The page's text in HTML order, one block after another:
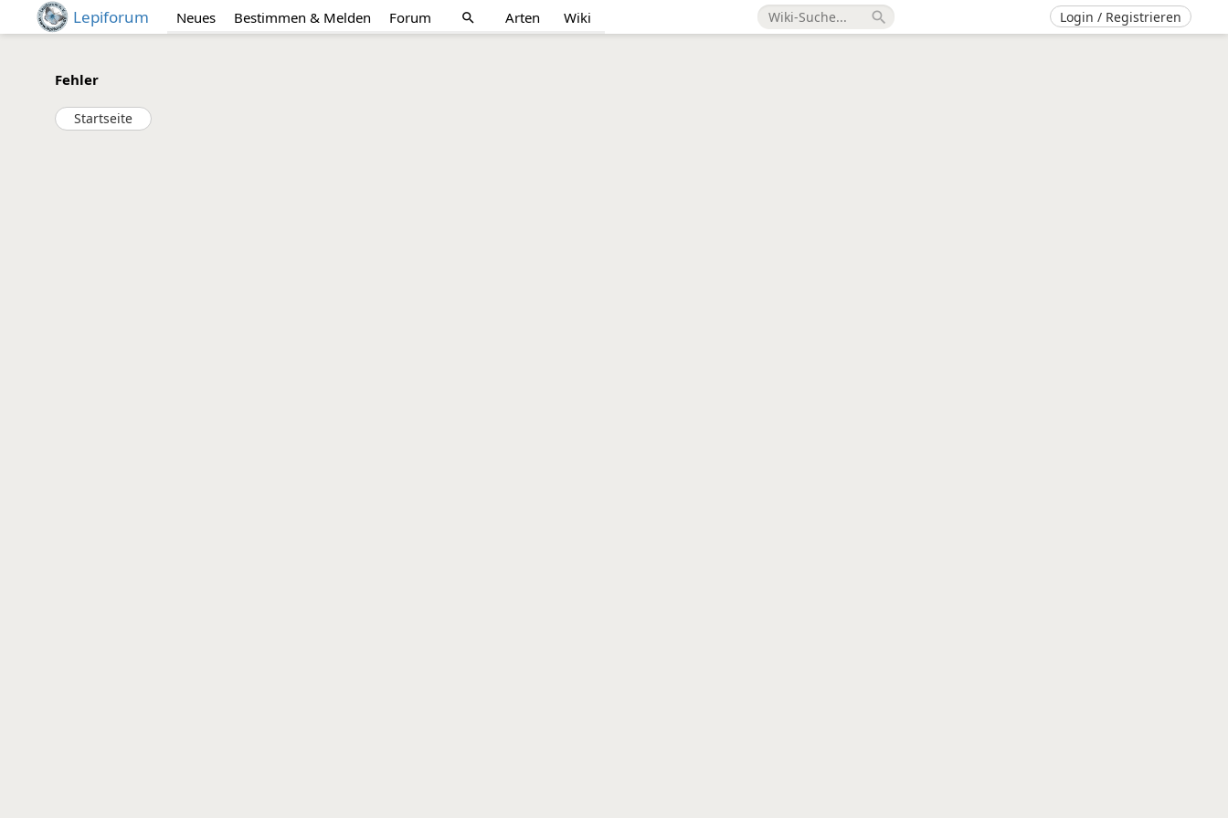
Lepiforum Neues Bestimmen & Melden Forum search Arten Wiki search Login / Registrieren
Fehler
Startseite